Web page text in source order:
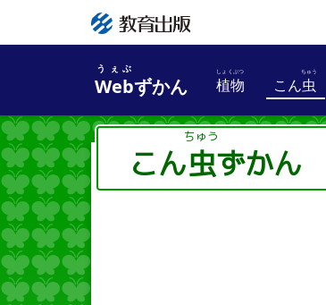
Web
うぇぶ
ずかん 植物 しょくぶつ
こん虫
こん虫 ちゅう
ずかん